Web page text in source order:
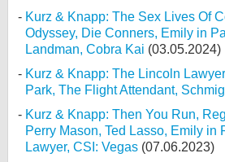
Kurz & Knapp: The Sex Lives Of
Odyssey, Die Conners, Emily in
Landman, Cobra Kai (03.05.2024)
Kurz & Knapp: The Lincoln
Park, The Flight Attendant,
Kurz & Knapp: Then You Run,
Perry Mason, Ted Lasso, Emily in
Lawyer, CSI: Vegas (07.06.2023)